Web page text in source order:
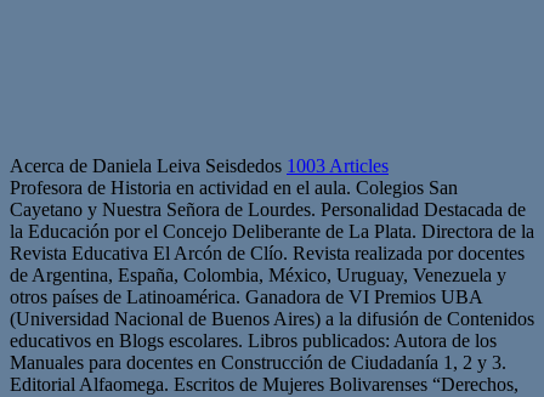
Acerca de Daniela Leiva Seisdedos 1003 Articles
Profesora de Historia en actividad en el aula. Colegios San
Cayetano y Nuestra Señora de Lourdes. Personalidad Destacada de
la Educación por el Concejo Deliberante de La Plata. Directora de la
Revista Educativa El Arcón de Clío. Revista realizada por docentes
de Argentina, España, Colombia, México, Uruguay, Venezuela y
otros países de Latinoamérica. Ganadora de VI Premios UBA
(Universidad Nacional de Buenos Aires) a la difusión de Contenidos
educativos en Blogs escolares. Libros publicados: Autora de los
Manuales para docentes en Construcción de Ciudadanía 1, 2 y 3.
Editorial Alfaomega. Escritos de Mujeres Bolivarenses “Derechos,